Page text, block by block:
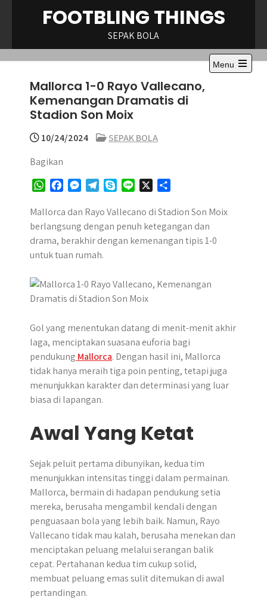
FOOTBLING THINGS
SEPAK BOLA
Menu
Open
Mallorca 1-0 Rayo Vallecano,
Kemenangan Dramatis di
Stadion Son Moix
10/24/2024
SEPAK BOLA
Bagikan
W
a
t
s
A
c
e
b
o
s
s
e
n
l
e
g
r
y
p
e
n
e
a
r
e
Mallorca dan Rayo Vallecano di Stadion Son Moix
berlangsung dengan penuh ketegangan dan
drama, berakhir dengan kemenangan tipis 1-0
untuk tuan rumah.
Gol yang menentukan datang di menit-menit akhir
laga, menciptakan suasana euforia bagi
pendukung Mallorca. Dengan hasil ini, Mallorca
tidak hanya meraih tiga poin penting, tetapi juga
menunjukkan karakter dan determinasi yang luar
biasa di lapangan.
Awal Yang Ketat
Sejak peluit pertama dibunyikan, kedua tim
menunjukkan intensitas tinggi dalam permainan.
Mallorca, bermain di hadapan pendukung setia
mereka, berusaha mengambil kendali dengan
penguasaan bola yang lebih baik. Namun, Rayo
Vallecano tidak mau kalah, berusaha menekan dan
menciptakan peluang melalui serangan balik
cepat. Pertahanan kedua tim cukup solid,
membuat peluang emas sulit ditemukan di awal
pertandingan.